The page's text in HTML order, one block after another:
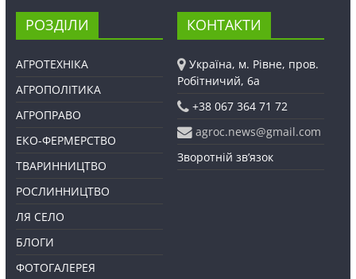
РОЗДІЛИ
АГРОТЕХНІКА
АГРОПОЛІТИКА
АГРОПРАВО
ЕКО-ФЕРМЕРСТВО
ТВАРИННИЦТВО
РОСЛИННИЦТВО
ЛЯ СЕЛО
БЛОГИ
ФОТОГАЛЕРЕЯ
КОНТАКТИ
Україна, м. Рівне, пров.
Робітничий, 6а
+38 067 364 71 72
agroc.news@gmail.com
Зворотній зв’язок